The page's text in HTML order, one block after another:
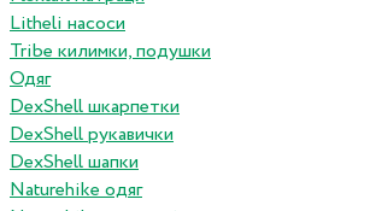
Litheli насоси
Tribe килимки, подушки
Одяг
DexShell шкарпетки
DexShell рукавички
DexShell шапки
Naturehike одяг